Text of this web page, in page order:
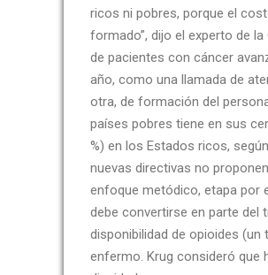
ricos ni pobres, porque el
formado”, dijo el experto de
de pacientes con cáncer
año, como una llamada de
otra, de formación del
países pobres tiene en sus
%) en los Estados ricos,
nuevas directivas no
enfoque metódico, etapa por
debe convertirse en parte del
disponibilidad de opioides
enfermo. Krug consideró que